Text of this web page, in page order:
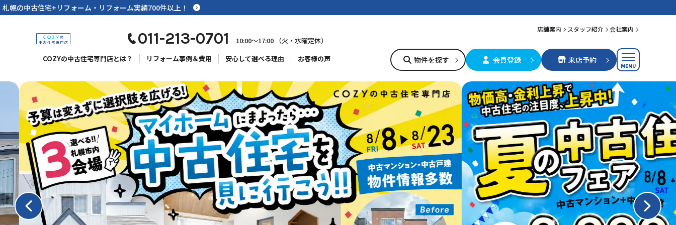
札幌の中古住宅+リフォーム・リフォーム実績700件以上！
札幌の中古住宅+リフォーム・リフォーム実績700件以上！
COZYの中古住宅専門店
011-213-0701
10:00〜17:00 （火・水曜定休）
COZYの中古住宅専門店とは？
リフォーム事例＆費用 安心して選べる理由 お客様の声
店舗案内 スタッフ紹介 会社案内
物件を探す 会員登録 来店予約
MENU